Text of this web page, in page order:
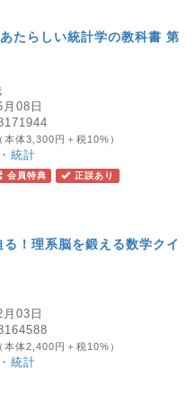
たらしい統計学の教科書 第
08日
（本体3,300円＋税10%）
統計
会員特典 正誤あり
！理系脳を鍛える数学クイ
03日
（本体2,400円＋税10%）
統計